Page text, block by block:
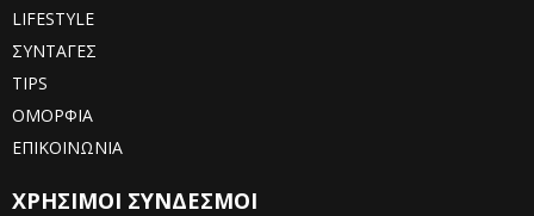
LIFESTYLE
ΣΥΝΤΑΓΕΣ
TIPS
ΟΜΟΡΦΙΑ
ΕΠΙΚΟΙΝΩΝΙΑ
ΧΡΗΣΙΜΟΙ ΣΥΝΔΕΣΜΟΙ